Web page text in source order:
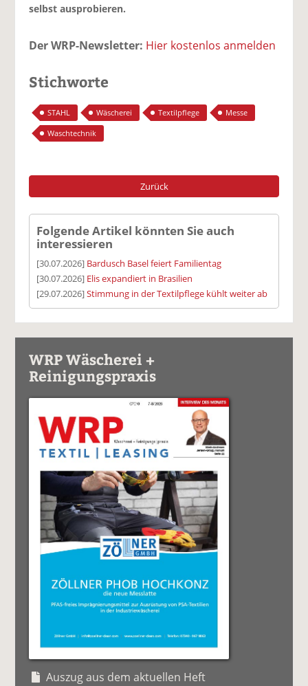
selbst ausprobieren.
Der WRP-Newsletter: Hier kostenlos anmelden
Stichworte
STAHL Wäscherei Textilpflege
Messe
Waschtechnik
Zurück
Folgende Artikel könnten Sie auch
interessieren
[30.07.2026] Bardusch Basel feiert Familientag
[30.07.2026] Elis expandiert in Brasilien
[29.07.2026]Stimmung in der Textilpflege kühlt weiter ab
WRP Wäscherei +
Reinigungspraxis
Auszug aus dem aktuellen Heft